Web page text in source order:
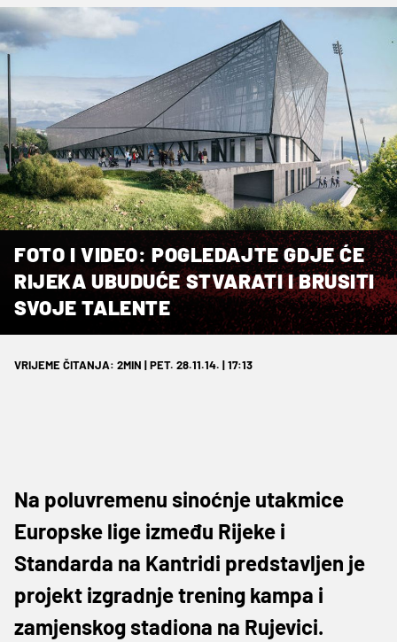
FOTO I VIDEO: POGLEDAJTE GDJE ĆE
RIJEKA UBUDUĆE STVARATI I BRUSITI
SVOJE TALENTE
VRIJEME ČITANJA: 2MIN | PET. 28.11.14. | 17:13
Na poluvremenu sinoćnje utakmice
Europske lige između Rijeke i
Standarda na Kantridi predstavljen je
projekt izgradnje trening kampa i
zamjenskog stadiona na Rujevici.